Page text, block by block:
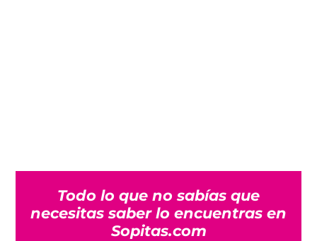
Todo lo que no sabías que
necesitas saber lo encuentras en
Sopitas.com